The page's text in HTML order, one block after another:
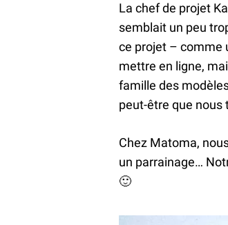
La chef de projet
semblait un peu
ce projet – comme
mettre en ligne,
famille des
peut-être que nous
Chez Matoma,
un parrainage…
🙂